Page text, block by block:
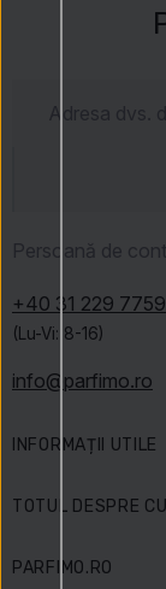
Persoană de
+40 31 229 7759
(Lu-Vi: 8-16)
info@parfimo.ro
INFORMAȚII UTILE
Sărbători &
TOTUL DESPRE
PARFIMO.RO